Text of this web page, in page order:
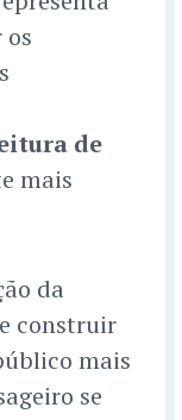
os
de
mais
da
construir
mais
se